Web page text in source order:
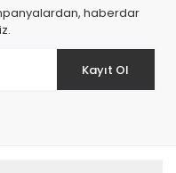
haberdar
Kayıt Ol